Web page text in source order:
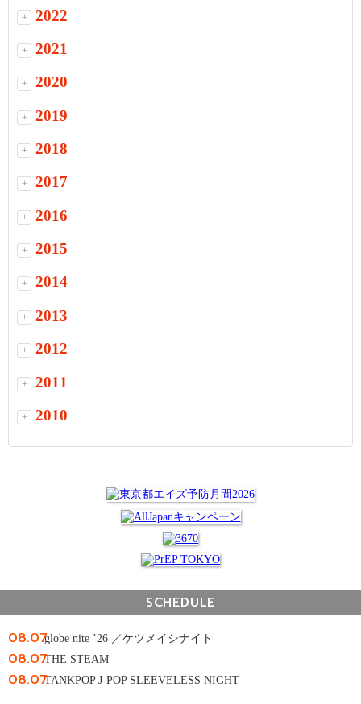
+ 2022
+ 2021
+ 2020
+ 2019
+ 2018
+ 2017
+ 2016
+ 2015
+ 2014
+ 2013
+ 2012
+ 2011
+ 2010
SCHEDULE
08.07globe nite ’26 ／ケツメイシナイト
08.07THE STEAM
08.07TANKPOP J-POP SLEEVELESS NIGHT